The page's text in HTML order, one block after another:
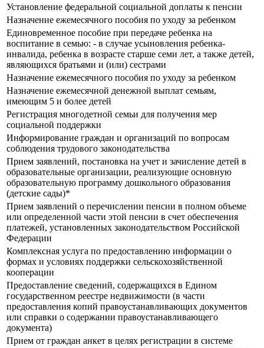
Установление федеральной социальной доплаты к пенсии
Назначение ежемесячного пособия по уходу за ребенком
Единовременное пособие при передаче ребенка на
воспитание в семью: - в случае усыновления ребенка-
инвалида, ребенка в возрасте старше семи лет, а также детей,
являющихся братьями и (или) сестрами
Назначение ежемесячного пособия по уходу за ребенком
Назначение ежемесячной денежной выплат семьям,
имеющим 5 и более детей
Регистрация многодетной семьи для получения мер
социальной поддержки
Информирование граждан и организаций по вопросам
соблюдения трудового законодательства
Прием заявлений, постановка на учет и зачисление детей в
образовательные организации, реализующие основную
образовательную программу дошкольного образования
(детские сады)*
Прием заявлений о перечислении пенсии в полном объеме
или определенной части этой пенсии в счет обеспечения
платежей, установленных законодательством Российской
Федерации
Комплексная услуга по предоставлению информации о
формах и условиях поддержки сельскохозяйственной
кооперации
Предоставление сведений, содержащихся в Едином
государственном реестре недвижимости (в части
предоставления копий правоустанавливающих документов
или справки о содержании правоустанавливающего
документа)
Прием от граждан анкет в целях регистрации в системе